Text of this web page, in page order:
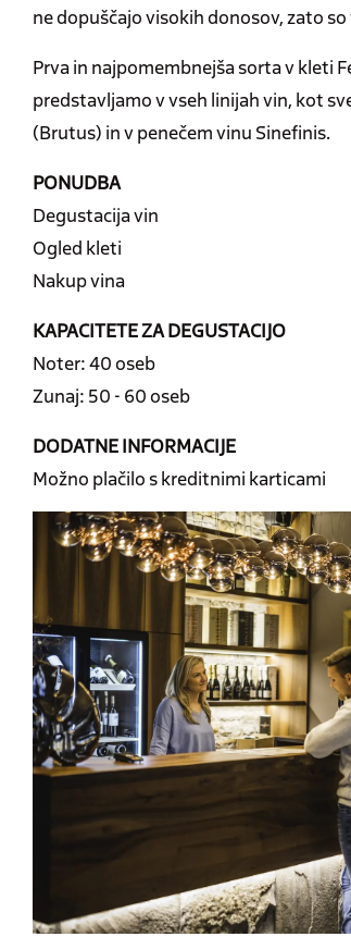
ne dopuščajo visokih donosov, zato
Prva in najpomembnejša sorta v kleti
predstavljamo v vseh linijah vin, kot
(Brutus) in v penečem vinu Sinefinis.
PONUDBA
Degustacija vin
Ogled kleti
Nakup vina
KAPACITETE ZA DEGUSTACIJO
Noter: 40 oseb
Zunaj: 50 - 60 oseb
DODATNE INFORMACIJE
Možno plačilo s kreditnimi karticami